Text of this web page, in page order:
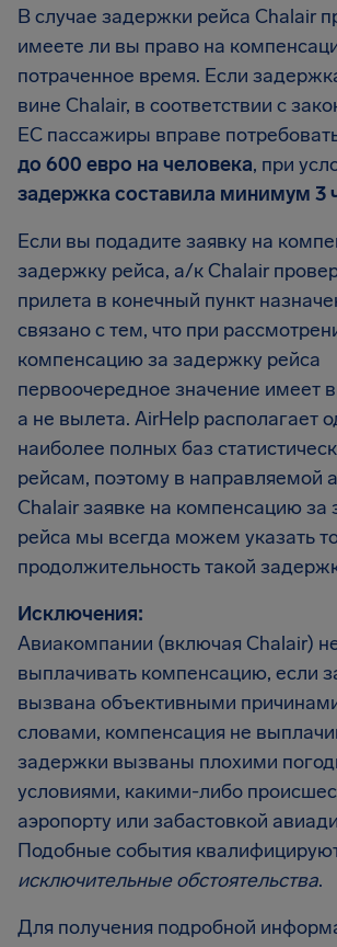
В случае задержки рейса Chalair
имеете ли вы право на
потраченное время. Если
вине Chalair, в соответствии с
ЕС пассажиры вправе
до 600 евро на человека, при
задержка составила минимум 3
Если вы подадите заявку на
задержку рейса, а/к Chalair
прилета в конечный пункт
связано с тем, что при
компенсацию за задержку рейса
первоочередное значение имеет
а не вылета. AirHelp располагает
наиболее полных баз
рейсам, поэтому в направляемой
Chalair заявке на компенсацию за
рейса мы всегда можем указать
продолжительность такой
Исключения:
Авиакомпании (включая Chalair)
выплачивать компенсацию, если
вызвана объективными
словами, компенсация не
задержки вызваны плохими
условиями, какими-либо
аэропорту или забастовкой
Подобные события
исключительные обстоятельства.
Для получения подробной